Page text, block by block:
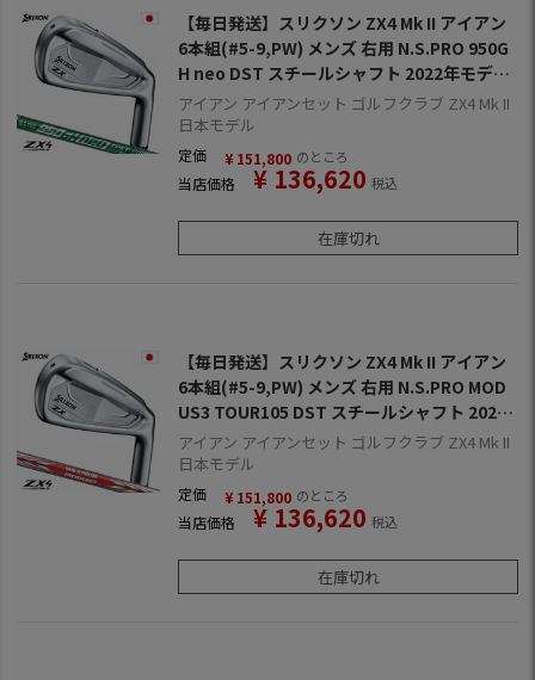
【毎日発送】スリクソン ZX4 Mk II アイアン
6本組(#5-9,PW) メンズ 右用 N.S.PRO 950G
H neo DST スチールシャフト 2022年モデル
日本正規品 2022年11月発売
アイアン アイアンセット ゴルフクラブ ZX4 Mk II
日本モデル
定価 ¥ 151,800 のところ
当店価格 ¥ 136,620 税込
在庫切れ
【毎日発送】スリクソン ZX4 Mk II アイアン
6本組(#5-9,PW) メンズ 右用 N.S.PRO MOD
US3 TOUR105 DST スチールシャフト 2022
年モデル 日本正規品 2022年11月発売
アイアン アイアンセット ゴルフクラブ ZX4 Mk II
日本モデル
定価 ¥ 151,800 のところ
当店価格 ¥ 136,620 税込
在庫切れ